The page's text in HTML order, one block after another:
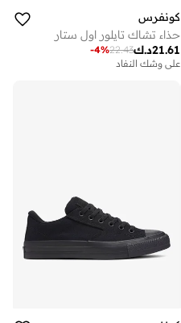
كونفرس
حذاء تشاك تايلور اول ستار
د.ك21.61
22.43
-4%
على وشك النفاد